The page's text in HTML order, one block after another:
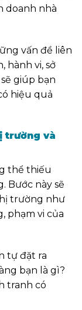
doanh nhà
vấn đề liên
hành vi, sở
giúp bạn
hiệu quả
trường và
thể thiếu
Bước này sẽ
trường như
phạm vi của
tự đặt ra
bạn là gì?
tranh có